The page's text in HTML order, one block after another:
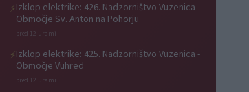
⚡Izklop elektrike: 426. Nadzorništvo Vuzenica -
Območje Sv. Anton na Pohorju
pred 12 urami
⚡Izklop elektrike: 425. Nadzorništvo Vuzenica -
Območje Vuhred
pred 12 urami